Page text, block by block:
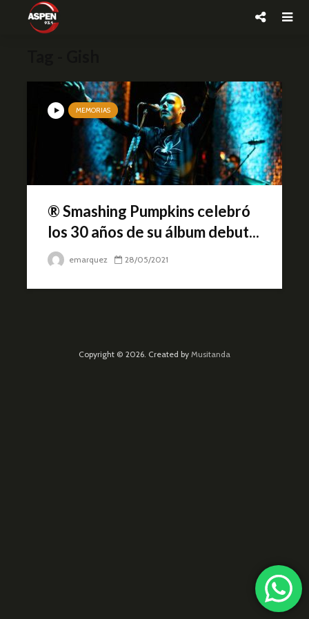
MEMORIAS
® Smashing Pumpkins celebró
los 30 años de su álbum debut...
emarquez 28/05/2021
Copyright © 2026. Created by Musitanda